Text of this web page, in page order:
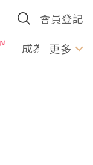
會員登記
成為U更多